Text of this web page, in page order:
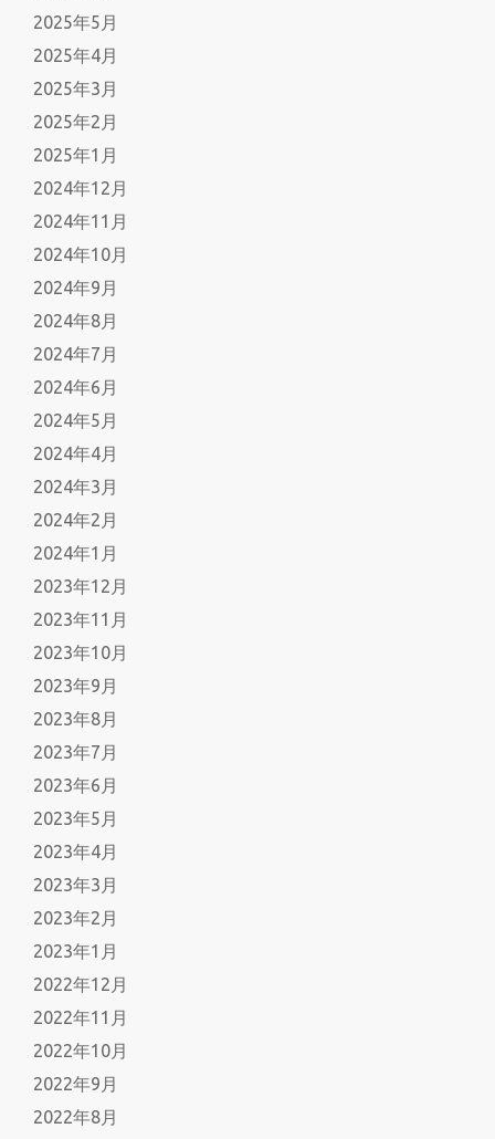
2025年5月
2025年4月
2025年3月
2025年2月
2025年1月
2024年12月
2024年11月
2024年10月
2024年9月
2024年8月
2024年7月
2024年6月
2024年5月
2024年4月
2024年3月
2024年2月
2024年1月
2023年12月
2023年11月
2023年10月
2023年9月
2023年8月
2023年7月
2023年6月
2023年5月
2023年4月
2023年3月
2023年2月
2023年1月
2022年12月
2022年11月
2022年10月
2022年9月
2022年8月